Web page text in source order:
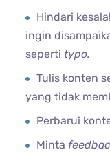
Hindari
ingin
seperti typo.
Tulis konten
yang tidak
Perbarui
Minta